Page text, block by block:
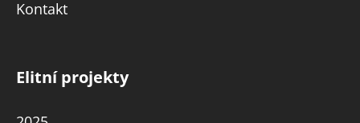
Kontakt
Elitní projekty